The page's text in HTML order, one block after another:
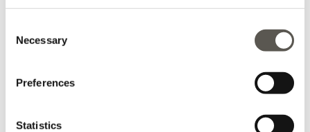
Selection
Necessary
Preferences
Statistics
Sobretudos e Blusões Denim